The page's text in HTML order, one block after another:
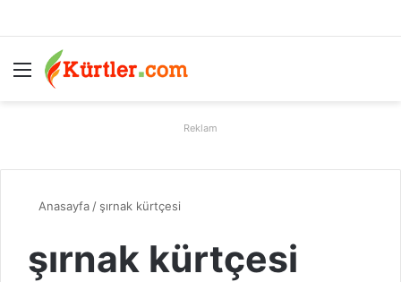
Menü
Reklam
Anasayfa / şırnak kürtçesi
şırnak kürtçesi